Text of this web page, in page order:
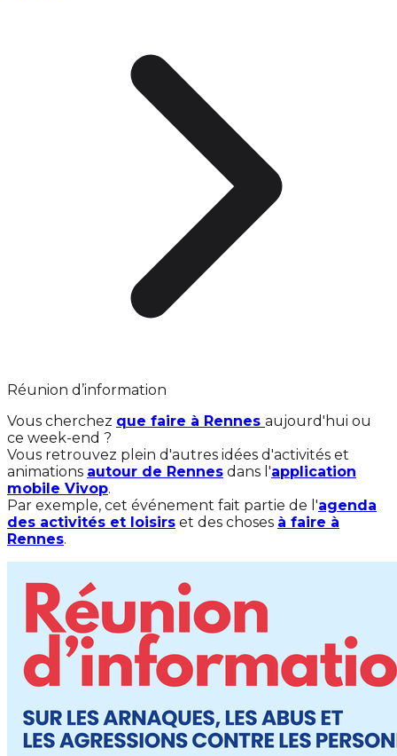
Réunion d’information
Vous cherchez que faire à Rennes aujourd'hui ou
ce week-end ?
Vous retrouvez plein d'autres idées d'activités et
animations autour de Rennes dans l'application
mobile Vivop.
Par exemple, cet événement fait partie de l'agenda
des activités et loisirs et des choses à faire à
Rennes.